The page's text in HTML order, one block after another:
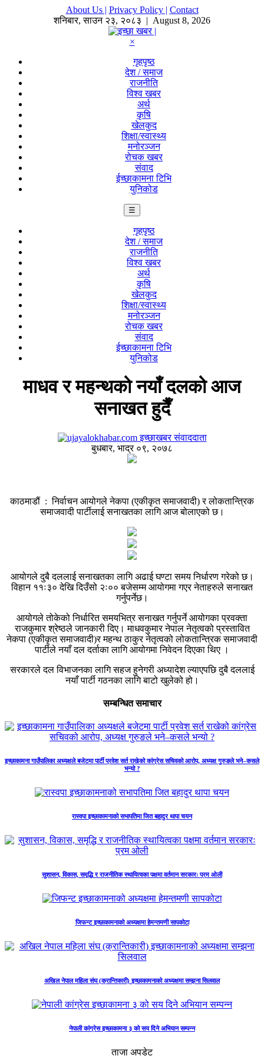
About Us | Privacy Policy | Contact
शनिबार,साउन २३, २०८३ | August 8, 2026
×
गृहपृष्ठ
देश / समाज
राजनीति
विश्व खबर
अर्थ
कृषि
खेलकुद
शिक्षा/स्वास्थ्य
मनोरञ्जन
रोचक खबर
संवाद
ईच्छाकामना टिभि
युनिकोड
☰
गृहपृष्ठ
देश / समाज
राजनीति
विश्व खबर
अर्थ
कृषि
खेलकुद
शिक्षा/स्वास्थ्य
मनोरञ्जन
रोचक खबर
संवाद
ईच्छाकामना टिभि
युनिकोड
माधव र महन्थको नयाँ दलको आज
सनाखत हुदैँ
इच्छाखबर संवाददाता
बुधबार, भाद्र ०९, २०७८
काठमाडौं : निर्वाचन आयोगले नेकपा (एकीकृत समाजवादी) र लोकतान्त्रिक
समाजवादी पार्टीलाई सनाखतका लागि आज बोलाएको छ।
आयोगले दुबै दललाई सनाखतका लागि अढाई घण्टा समय निर्धारण गरेको छ।
विहान ११ः३० देखि दिउँसो २ः०० बजेसम्म आयोगमा गएर नेताहरुले सनाखत
गर्नुपर्नेछ।
आयोगले तोकेको निर्धारित समयभित्र सनाखत गर्नुपर्ने आयोगका प्रवक्ता
राजकुमार श्रेष्ठले जानकारी दिए। माधवकुमार नेपाल नेतृत्वको प्रस्तावित
नेकपा (एकीकृत समाजवादी)र महन्थ ठाकुर नेतृत्वको लोकतान्त्रिक समाजवादी
पार्टीले नयाँ दल दर्ताका लागि आयोगमा निवेदन दिएका थिए ।
सरकारले दल विभाजनका लागि सहज हुनेगरी अध्यादेश ल्याएपछि दुबै दललाई
नयाँ पार्टी गठनका लागि बाटो खुलेको हो।
सम्बन्धित समाचार
इच्छाकामना गाउँपालिका अध्यक्षले बजेटमा पार्टी प्रवेश सर्त राखेको कांग्रेस सचिवको आरोप, अध्यक्ष गुरुङले भने–कसले
भन्यो ?
रास्वपा इच्छाकामनाको सभापतिमा जित बहादुर थापा चयन
सुशासन, विकास, समृद्धि र राजनीतिक स्थायित्वका पक्षमा वर्तमान सरकारः प्रम ओली
जिफन्ट इच्छाकामनाको अध्यक्षमा हेमन्तमणी सापकोटा
अखिल नेपाल महिला संघ (क्रान्तिकारी) इच्छाकामनाको अध्यक्षमा सम्झना सिलवाल
नेपाली कांग्रेस इच्छाकामना ३ को सय दिने अभियान सम्पन्न
ताजा अपडेट